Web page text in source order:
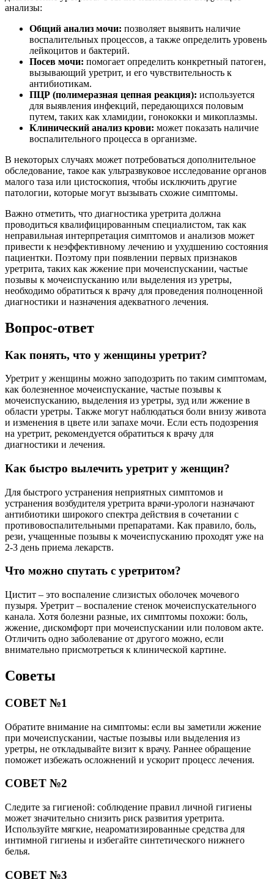
анализы:
Общий анализ мочи: позволяет выявить наличие
воспалительных процессов, а также определить уровень
лейкоцитов и бактерий.
Посев мочи: помогает определить конкретный патоген,
вызывающий уретрит, и его чувствительность к
антибиотикам.
ПЦР (полимеразная цепная реакция): используется
для выявления инфекций, передающихся половым
путем, таких как хламидии, гонококки и микоплазмы.
Клинический анализ крови: может показать наличие
воспалительного процесса в организме.
В некоторых случаях может потребоваться дополнительное
обследование, такое как ультразвуковое исследование органов
малого таза или цистоскопия, чтобы исключить другие
патологии, которые могут вызывать схожие симптомы.
Важно отметить, что диагностика уретрита должна
проводиться квалифицированным специалистом, так как
неправильная интерпретация симптомов и анализов может
привести к неэффективному лечению и ухудшению состояния
пациентки. Поэтому при появлении первых признаков
уретрита, таких как жжение при мочеиспускании, частые
позывы к мочеиспусканию или выделения из уретры,
необходимо обратиться к врачу для проведения полноценной
диагностики и назначения адекватного лечения.
Вопрос-ответ
Как понять, что у женщины уретрит?
Уретрит у женщины можно заподозрить по таким симптомам,
как болезненное мочеиспускание, частые позывы к
мочеиспусканию, выделения из уретры, зуд или жжение в
области уретры. Также могут наблюдаться боли внизу живота
и изменения в цвете или запахе мочи. Если есть подозрения
на уретрит, рекомендуется обратиться к врачу для
диагностики и лечения.
Как быстро вылечить уретрит у женщин?
Для быстрого устранения неприятных симптомов и
устранения возбудителя уретрита врачи-урологи назначают
антибиотики широкого спектра действия в сочетании с
противовоспалительными препаратами. Как правило, боль,
рези, учащенные позывы к мочеиспусканию проходят уже на
2-3 день приема лекарств.
Что можно спутать с уретритом?
Цистит – это воспаление слизистых оболочек мочевого
пузыря. Уретрит – воспаление стенок мочеиспускательного
канала. Хотя болезни разные, их симптомы похожи: боль,
жжение, дискомфорт при мочеиспускании или половом акте.
Отличить одно заболевание от другого можно, если
внимательно присмотреться к клинической картине.
Советы
СОВЕТ №1
Обратите внимание на симптомы: если вы заметили жжение
при мочеиспускании, частые позывы или выделения из
уретры, не откладывайте визит к врачу. Раннее обращение
поможет избежать осложнений и ускорит процесс лечения.
СОВЕТ №2
Следите за гигиеной: соблюдение правил личной гигиены
может значительно снизить риск развития уретрита.
Используйте мягкие, неароматизированные средства для
интимной гигиены и избегайте синтетического нижнего
белья.
СОВЕТ №3